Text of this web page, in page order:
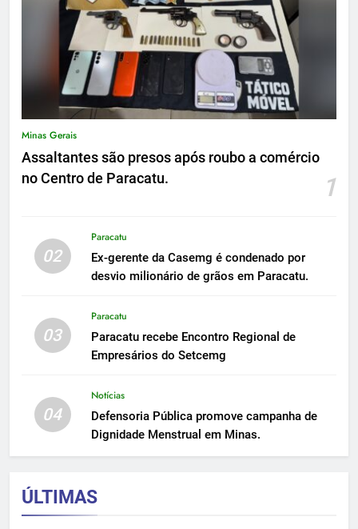
Minas Gerais
Assaltantes são presos após roubo a comércio
no Centro de Paracatu.
1
02
Paracatu
Ex-gerente da Casemg é condenado por
desvio milionário de grãos em Paracatu.
03
Paracatu
Paracatu recebe Encontro Regional de
Empresários do Setcemg
04
Notícias
Defensoria Pública promove campanha de
Dignidade Menstrual em Minas.
ÚLTIMAS